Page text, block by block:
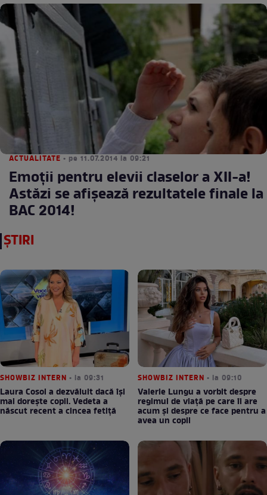
ACTUALITATE • pe 11.07.2014 la 09:21
Emoţii pentru elevii claselor a XII-a!
Astăzi se afişează rezultatele finale la
BAC 2014!
ȘTIRI
SHOWBIZ INTERN • la 09:31
Laura Cosoi a dezvăluit dacă își
mai dorește copii. Vedeta a
născut recent a cincea fetiță
SHOWBIZ INTERN • la 09:10
Valerie Lungu a vorbit despre
regimul de viață pe care îl are
acum și despre ce face pentru a
avea un copil